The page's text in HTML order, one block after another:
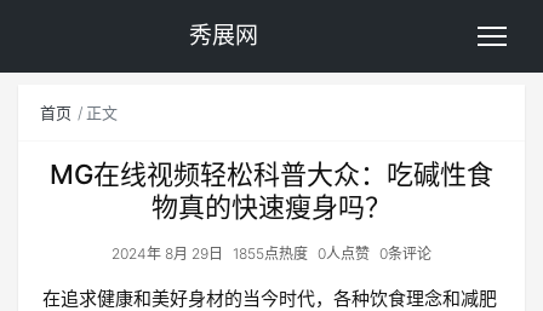
秀展网
首页 正文
MG在线视频轻松科普大众：吃碱性食
物真的快速瘦身吗？
2024年 8月 29日 1855点热度 0人点赞 0条评论
在追求健康和美好身材的当今时代，各种饮食理念和减肥